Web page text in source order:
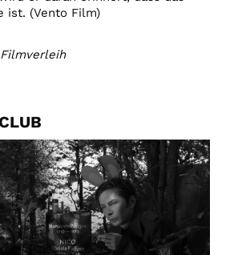
ist. (Vento Film)